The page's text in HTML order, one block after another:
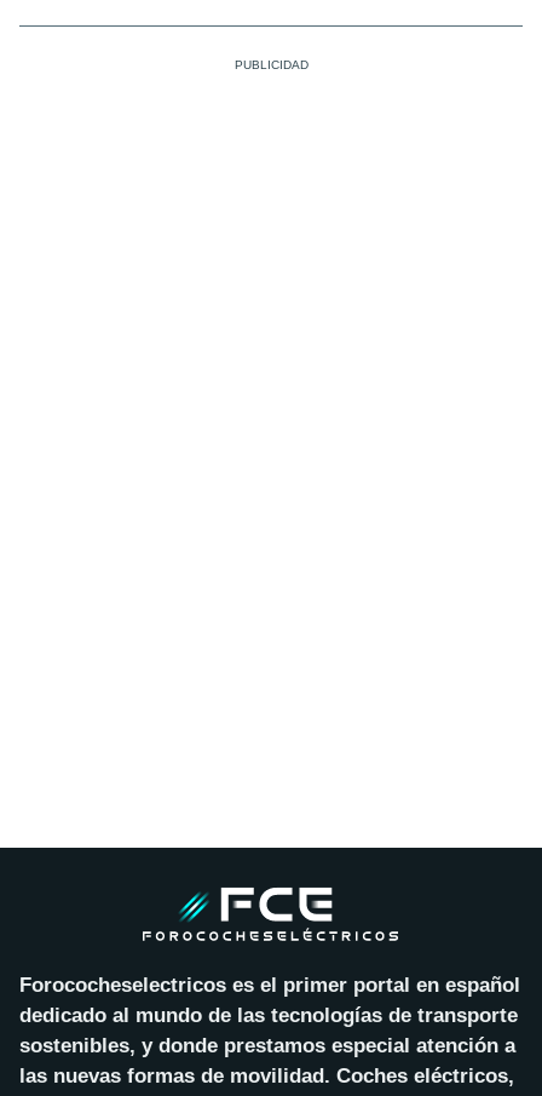
Forococheselectricos es el primer portal en español
dedicado al mundo de las tecnologías de transporte
sostenibles, y donde prestamos especial atención a
las nuevas formas de movilidad. Coches eléctricos,